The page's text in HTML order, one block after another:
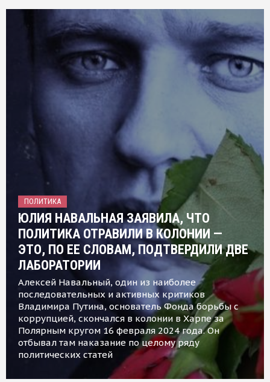
ПОЛИТИКА
ЮЛИЯ НАВАЛЬНАЯ ЗАЯВИЛА, ЧТО
ПОЛИТИКА ОТРАВИЛИ В КОЛОНИИ —
ЭТО, ПО ЕЕ СЛОВАМ, ПОДТВЕРДИЛИ ДВЕ
ЛАБОРАТОРИИ
Алексей Навальный, один из наиболее
последовательных и активных критиков
Владимира Путина, основатель Фонда борьбы с
коррупцией, скончался в колонии в Харпе за
Полярным кругом 16 февраля 2024 года. Он
отбывал там наказание по целому ряду
политических статей